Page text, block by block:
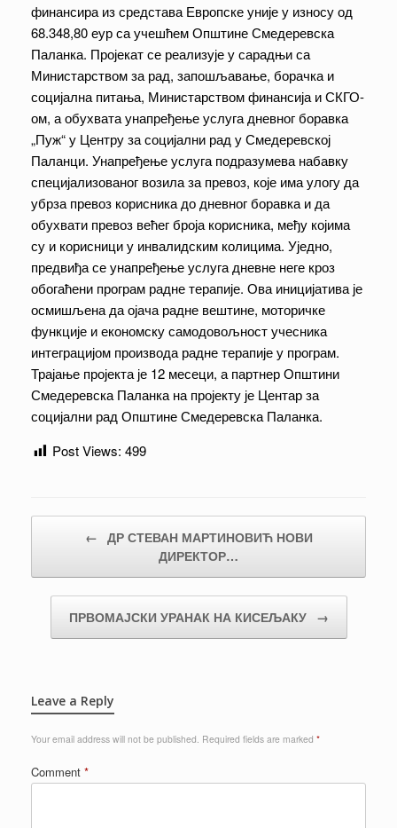
финансира из средстава Европске уније у износу од
68.348,80 еур са учешћем Општине Смедеревска
Паланка. Пројекат се реализује у сарадњи са
Министарством за рад, запошљавање, борачка и
социјална питања, Министарством финансија и СКГО-
ом, а обухвата унапређење услуга дневног боравка
„Пуж“ у Центру за социјални рад у Смедеревској
Паланци. Унапређење услуга подразумева набавку
специјализованог возила за превоз, које има улогу да
убрза превоз корисника до дневног боравка и да
обухвати превоз већег броја корисника, међу којима
су и корисници у инвалидским колицима. Уједно,
предвиђа се унапређење услуга дневне неге кроз
обогаћени програм радне терапије. Ова иницијатива је
осмишљена да ојача радне вештине, моторичке
функције и економску самодовољност учесника
интеграцијом производа радне терапије у програм.
Трајање пројекта је 12 месеци, а партнер Општини
Смедеревска Паланка на пројекту је Центар за
социјални рад Општине Смедеревска Паланка.
Post Views: 499
← ДР СТЕВАН МАРТИНОВИЋ НОВИ
ДИРЕКТОР…
ПРВОМАЈСКИ УРАНАК НА КИСЕЉАКУ →
Leave a Reply
Your email address will not be published. Required fields are marked *
Comment *